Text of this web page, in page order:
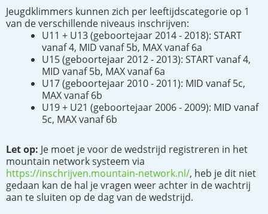
Jeugdklimmers kunnen zich per leeftijdscategorie op 1
van de verschillende niveaus inschrijven:
U11 + U13 (geboortejaar 2014 - 2018): START
vanaf 4, MID vanaf 5b, MAX vanaf 6a
U15 (geboortejaar 2012 - 2013): START vanaf 4,
MID vanaf 5b, MAX vanaf 6a
U17 (geboortejaar 2010 - 2011): MID vanaf 5c,
MAX vanaf 6b
U19 + U21 (geboortejaar 2006 - 2009): MID vanaf
5c, MAX vanaf 6b
Let op: Je moet je voor de wedstrijd registreren in het
mountain network systeem via
https://inschrijven.mountain-network.nl/, heb je dit niet
gedaan kan de hal je vragen weer achter in de wachtrij
aan te sluiten op de dag van de wedstrijd.